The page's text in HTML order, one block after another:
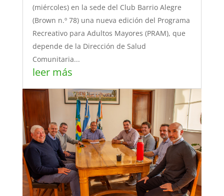
(miércoles) en la sede del Club Barrio Alegre
(Brown n.º 78) una nueva edición del Programa
Recreativo para Adultos Mayores (PRAM), que
depende de la Dirección de Salud
Comunitaria...
leer más